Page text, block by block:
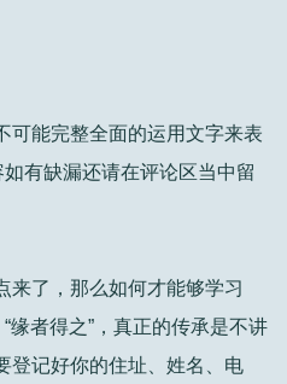
可能完整全面的运用文字来表
有缺漏还请在评论区当中留
来了，那么如何才能够学习
缘者得之”，真正的传承是不讲
登记好你的住址、姓名、电